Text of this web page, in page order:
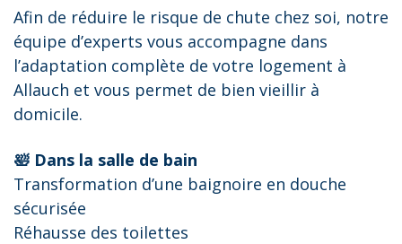
Afin de réduire le risque de chute chez soi, notre
équipe d’experts vous accompagne dans
l’adaptation complète de votre logement à
Allauch et vous permet de bien vieillir à
domicile.
🛀 Dans la salle de bain
Transformation d’une baignoire en douche
sécurisée
Réhausse des toilettes